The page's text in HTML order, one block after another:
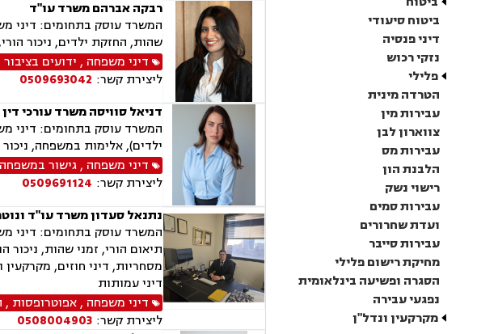
ביטוח סיעודי
דיני פנסיה
נזקי רכוש
פלילי
הטרדה מינית
עבירות מין
צווארון לבן
עבירות מס
הלבנת הון
רישוי נשק
עבירות סמים
ועדת שחרורים
עבירות סייבר
מחיקת רישום פלילי
הסגרה ופשיעה בינלאומית
נפגעי עבירה
מקרקעין ונדל"ן
רבקה אברהם משרד עו"ד
המשרד עוסק בתחומים: דיני
שהות, החזקת ילדים, ניכור
דיני משפחה , ידועים בציבור
ליצירת קשר: 0509693042
דניאל סוויסה משרד עורכי דין
המשרד עוסק בתחומים: דיני
ילדים), אלימות במשפחה,
דיני משפחה ,גישור במשפחה
ליצירת קשר: 0509691124
נתנאל סעדון משרד עו"ד
המשרד עוסק בתחומים: דיני
תיאום הורי, זמני שהות, ניכור
מסחריות, דיני חוזים,
דיני עמותות
דיני משפחה ,אפוטרופסות ,
ליצירת קשר: 0508004903